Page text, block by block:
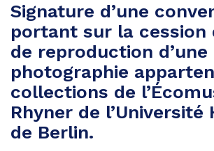
Signature d’une
portant sur la cession
de reproduction d’une
photographie
collections de
Rhyner de
de Berlin.